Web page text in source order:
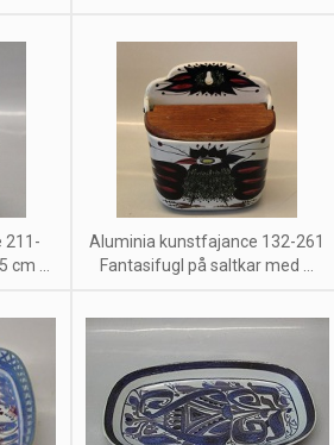
211-
...
Aluminia kunstfajance 132-261
Fantasifugl på saltkar med ...